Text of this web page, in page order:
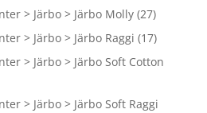
> Järbo > Järbo Molly (27)
> Järbo > Järbo Raggi (17)
> Järbo > Järbo Soft Cotton
> Järbo > Järbo Soft Raggi